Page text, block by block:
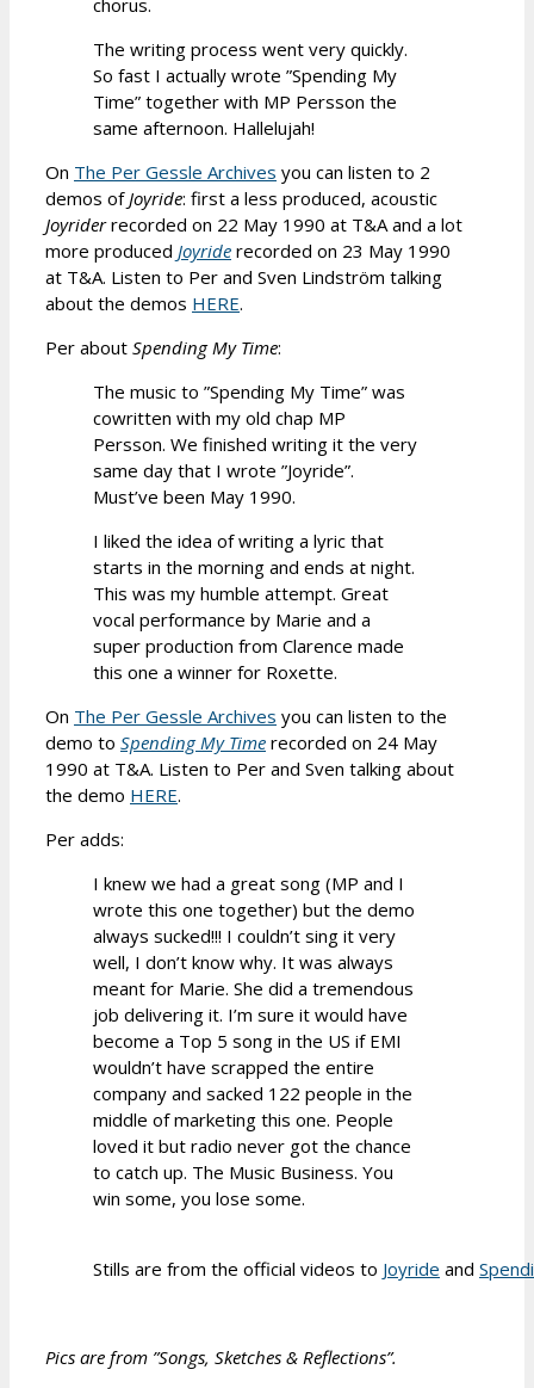
chorus.
The writing process went very quickly.
So fast I actually wrote ”Spending My
Time” together with MP Persson the
same afternoon. Hallelujah!
On The Per Gessle Archives you can listen to 2
demos ofJoyride: first a less produced, acoustic
Joyriderrecorded on 22 May 1990 at T&A and a lot
more produced Joyride recorded on 23 May 1990
at T&A. Listen to Per and Sven Lindström talking
about the demos HERE.
Per about Spending My Time:
The music to ”Spending My Time” was
cowritten with my old chap MP
Persson. We finished writing it the very
same day that I wrote ”Joyride”.
Must’ve been May 1990.
I liked the idea of writing a lyric that
starts in the morning and ends at night.
This was my humble attempt. Great
vocal performance by Marie and a
super production from Clarence made
this one a winner for Roxette.
On The Per Gessle Archives you can listen to the
demo to Spending My Time recorded on 24 May
1990 at T&A. Listen to Per and Sven talking about
the demo HERE.
Per adds:
I knew we had a great song (MP and I
wrote this one together) but the demo
always sucked!!! I couldn’t sing it very
well, I don’t know why. It was always
meant for Marie. She did a tremendous
job delivering it. I’m sure it would have
become a Top 5 song in the US if EMI
wouldn’t have scrapped the entire
company and sacked 122 people in the
middle of marketing this one. People
loved it but radio never got the chance
to catch up. The Music Business. You
win some, you lose some.
Stills are from the official videos to Joyride and
Pics are from ”Songs, Sketches & Reflections”.